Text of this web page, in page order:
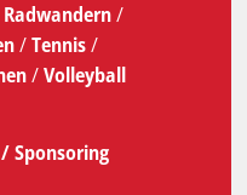
Radwandern/
/Tennis/
/Volleyball
Sponsoring